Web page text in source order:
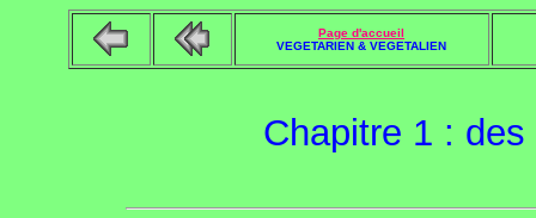
Page d'accueil
VEGETARIEN & VEGETALIEN
Chapitre 1 :